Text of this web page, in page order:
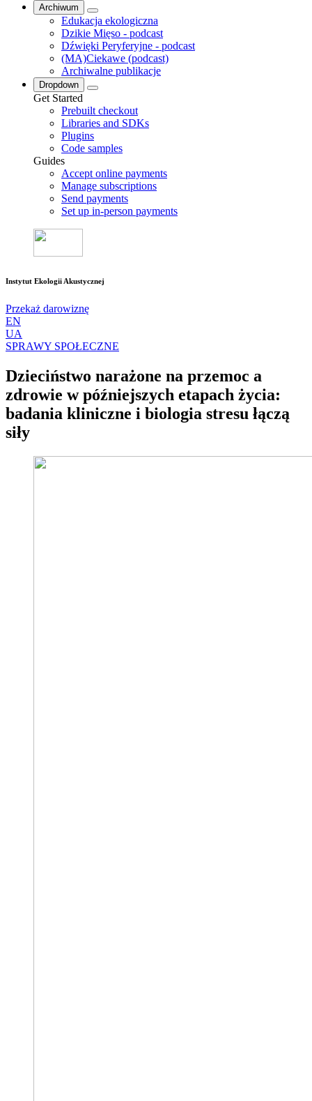
Archiwum
Edukacja ekologiczna
Dzikie Mięso - podcast
Dźwięki Peryferyjne - podcast
(MA)Ciekawe (podcast)
Archiwalne publikacje
Dropdown
Get Started
Prebuilt checkout
Libraries and SDKs
Plugins
Code samples
Guides
Accept online payments
Manage subscriptions
Send payments
Set up in-person payments
Instytut Ekologii Akustycznej
Przekaż darowiznę
EN
UA
SPRAWY SPOŁECZNE
Dzieciństwo narażone na przemoc a
zdrowie w późniejszych etapach życia:
badania kliniczne i biologia stresu łączą
siły